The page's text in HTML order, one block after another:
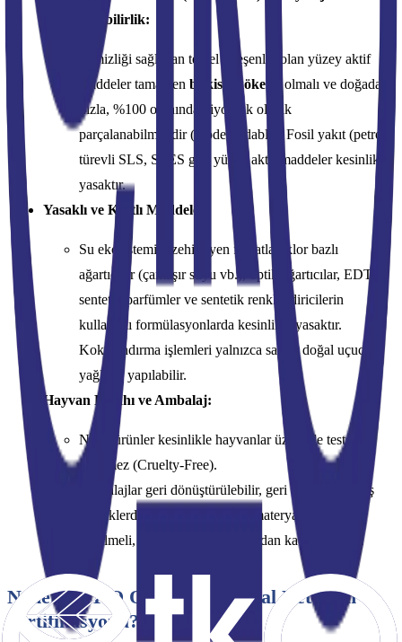
Parçalanabilirlik:
Temizliği sağlayan temel bileşenler olan yüzey aktif
maddeler tamamen bitkisel kökenli
olmalı ve doğada
hızla, %100 oranında biyolojik olarak
parçalanabilmelidir (biodegradable). Fosil yakıt (petrol)
türevli SLS, SLES gibi yüzey aktif maddeler kesinlikle
yasaktır.
Yasaklı ve Kısıtlı Maddeler:
Su ekosistemini zehirleyen fosfatlar, klor bazlı
ağartıcılar (çamaşır suyu vb.), optik ağartıcılar, EDTA,
sentetik parfümler ve sentetik renklendiricilerin
kullanımı formülasyonlarda kesinlikle yasaktır.
Kokulandırma işlemleri yalnızca saf ve doğal uçucu
yağlarla yapılabilir.
Hayvan Refahı ve Ambalaj:
Nihai ürünler kesinlikle hayvanlar üzerinde test
edilemez (Cruelty-Free).
Ambalajlar geri dönüştürülebilir, geri dönüştürülmüş
plastiklerden veya çevre dostu materyallerden
üretilmeli, gereksiz ambalajlamadan kaçınılmalıdır.
Neden ETKO Organik & Doğal Deterjan
Sertifikasyonu?